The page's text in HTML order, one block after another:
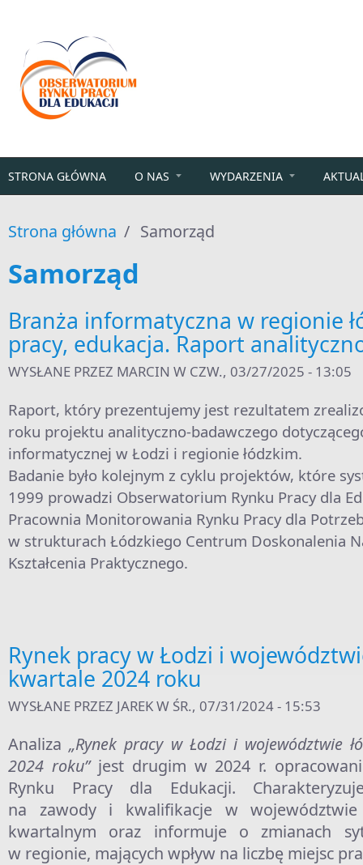
STRONA GŁÓWNA O NAS WYDARZENIA
Strona główna / Samorząd
Samorząd
Branża informatyczna w regionie
pracy, edukacja. Raport
WYSŁANE PRZEZ MARCIN W CZW., 03/27/2025 - 13:05
Raport, który prezentujemy jest rezultatem
roku projektu analityczno-badawczego
informatycznej w Łodzi i regionie łódzkim.
Badanie było kolejnym z cyklu projektów, które
1999 prowadzi Obserwatorium Rynku Pracy dla
Pracownia Monitorowania Rynku Pracy dla
w strukturach Łódzkiego Centrum Doskonalenia
Kształcenia Praktycznego.
Rynek pracy w Łodzi i
kwartale 2024 roku
WYSŁANE PRZEZ JAREKW ŚR., 07/31/2024 - 15:53
Analiza„Rynek pracy w Łodzi i województwie
2024 roku” jest drugim w 2024 r.
Rynku Pracy dla Edukacji.
na zawody i kwalifikacje w
kwartalnym oraz informuje o zmianach
w regionie, mających wpływ na liczbę miejsc